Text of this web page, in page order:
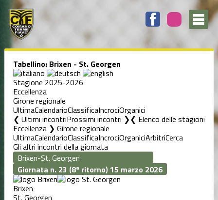
Tabellino: Brixen - St. Georgen
Stagione 2025-2026
Eccellenza
Girone regionale
UltimaCalendarioClassificaIncrociOrganici
❮ Ultimi incontriProssimi incontri ❯ Elenco delle stagioni
Eccellenza ❯ Girone regionale
UltimaCalendarioClassificaIncrociOrganiciArbitriCerca
Gli altri incontri della giornata
Giornata n. 23 (8ª ritorno) 15 marzo 2026
Brixen
St. Georgen